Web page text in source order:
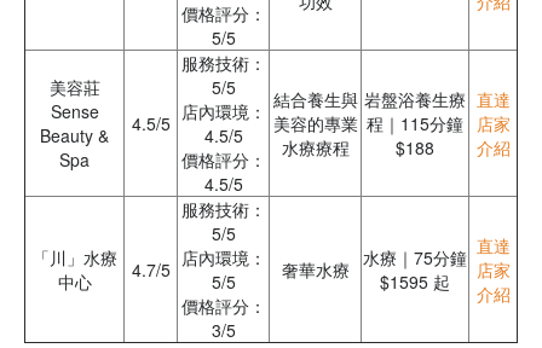
價格評分：
5/5
美容莊
Sense
Beauty &
Spa
4.5/5
服務技術：
5/5
店內環境：
4.5/5
價格評分：
4.5/5
結合養生與
美容的專業
水療療程
岩盤浴養生療
程｜115分鐘
$188
直達
店家
介紹
「川」水療
中心
4.7/5
服務技術：
5/5
店內環境：
5/5
價格評分：
3/5
奢華水療 水療｜75分鐘
$1595 起
直達
店家
介紹